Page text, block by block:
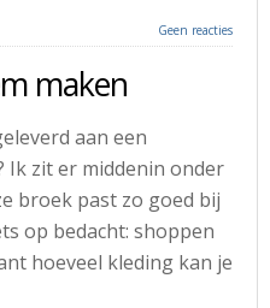
Geen reacties
maken
aan een
Ik zit er middenin onder
broek past zo goed bij
op bedacht: shoppen
hoeveel kleding kan je